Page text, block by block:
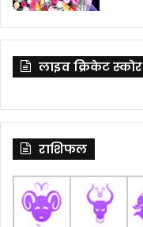
लाइव क्रिकेट स्कोर
राशिफल